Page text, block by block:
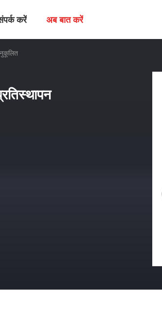
करें अब बात करें